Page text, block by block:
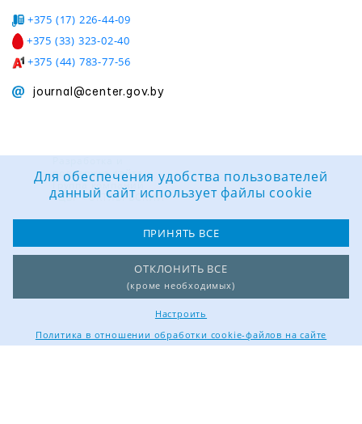
+375 (17) 226-44-09
+375 (33) 323-02-40
+375 (44) 783-77-56
journal@center.gov.by
поддержка сайта:
Группа компаний
«ЦВР «ОКТЯБРЬСКИЙ»
Для обеспечения удобства пользователей
данный сайт использует файлы cookie
ПРИНЯТЬ ВСЕ
ОТКЛОНИТЬ ВСЕ
(кроме необходимых)
Настроить
Политика в отношении обработки cookie-файлов на сайте